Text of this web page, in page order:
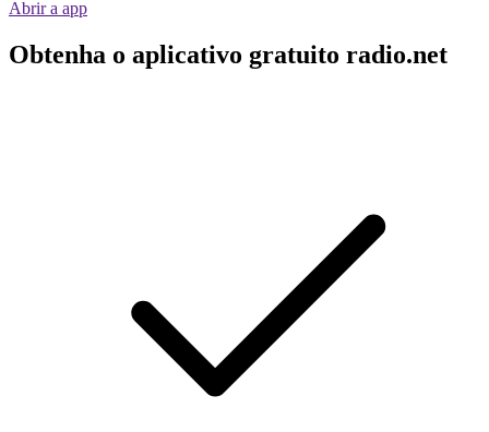
Abrir a app
Obtenha o aplicativo gratuito radio.net